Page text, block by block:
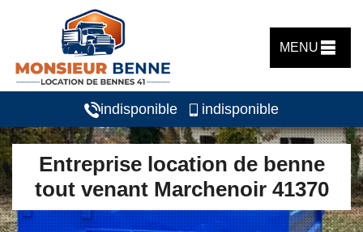
MENU
indisponible indisponible
Entreprise location de benne
tout venant Marchenoir 41370